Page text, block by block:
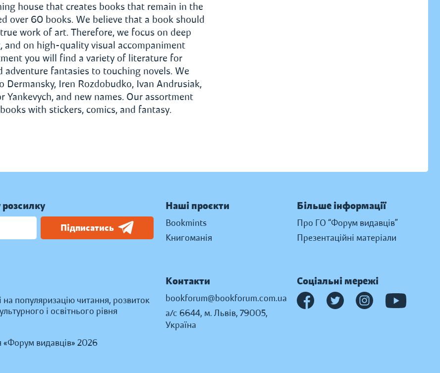
house that creates books that remain in the
over 60 books. We believe that a book should
work of art. Therefore, we focus on deep
on high-quality visual accompaniment
you will find a variety of literature for
fantasies to touching novels. We
Iren Rozdobudko, Ivan Andrusiak,
and new names. Our assortment
with stickers, comics, and fantasy.
Підписатись
на популяризацію читання, розвиток
і освітнього рівня
«Форум видавців» 2026
Наші проєкти
Bookmints
Книгоманія
Більше інформації
Про ГО “Форум видавців”
Презентаційні матеріали
Контакти
bookforum@bookforum.com.ua
а/с 6644, м. Львів, 79005,
Україна
Соціальні мережі